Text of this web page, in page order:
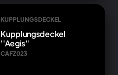
KUPPLUNGSDECKEL
Kupplungsdeckel
''Aegis''
CAFZ023